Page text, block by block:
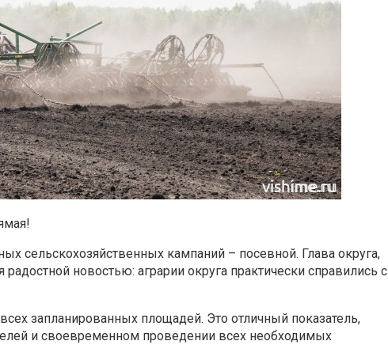
сельскохозяйственных кампаний – посевной. Глава округа,
новостью: аграрии округа практически справились с
запланированных площадей. Это отличный показатель,
и своевременном проведении всех необходимых